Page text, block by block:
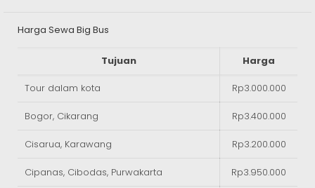
Harga Sewa Big Bus
Tujuan Harga
Tour dalam kota Rp3.000.000
Bogor, Cikarang Rp3.400.000
Cisarua, Karawang Rp3.200.000
Cipanas, Cibodas, Purwakarta Rp3.950.000